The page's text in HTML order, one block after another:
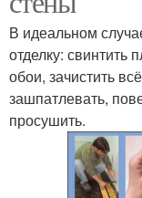
Клинкерная
Плитки для
В идеальном
отделку: свинтить
обои, зачистить
зашпатлевать,
просушить.